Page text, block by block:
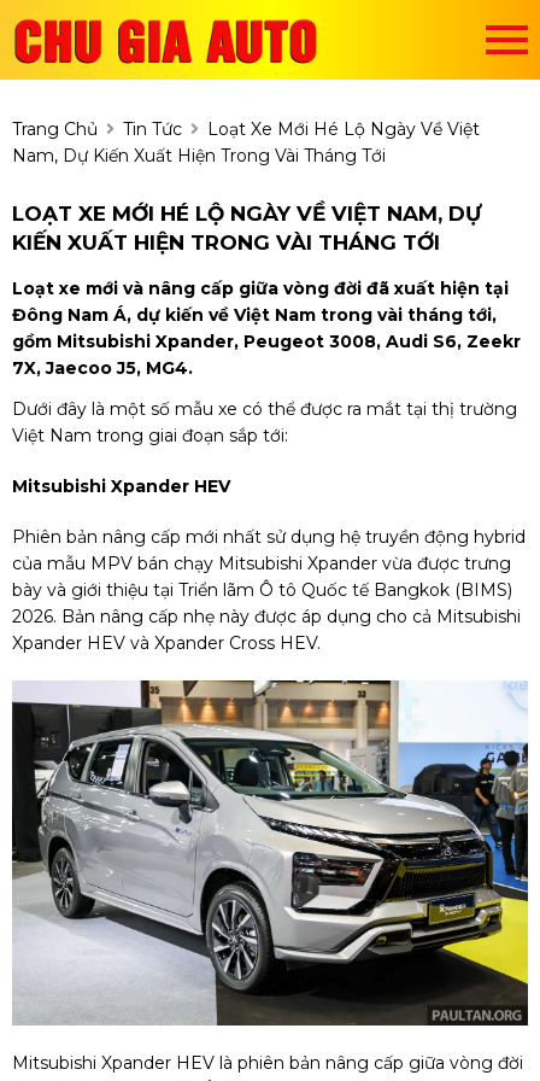
Trang Chủ Tin Tức
Loạt Xe Mới Hé Lộ Ngày Về Việt
Nam, Dự Kiến Xuất Hiện Trong Vài Tháng Tới
LOẠT XE MỚI HÉ LỘ NGÀY VỀ VIỆT NAM, DỰ
KIẾN XUẤT HIỆN TRONG VÀI THÁNG TỚI
Loạt xe mới và nâng cấp giữa vòng đời đã xuất hiện tại
Đông Nam Á, dự kiến về Việt Nam trong vài tháng tới,
gồm Mitsubishi Xpander, Peugeot 3008, Audi S6, Zeekr
7X, Jaecoo J5, MG4.
Dưới đây là một số mẫu xe có thể được ra mắt tại thị trường
Việt Nam trong giai đoạn sắp tới:
Mitsubishi Xpander HEV
Phiên bản nâng cấp mới nhất sử dụng hệ truyền động hybrid
của mẫu MPV bán chạy Mitsubishi Xpander vừa được trưng
bày và giới thiệu tại Triển lãm Ô tô Quốc tế Bangkok (BIMS)
2026. Bản nâng cấp nhẹ này được áp dụng cho cả Mitsubishi
Xpander HEV và Xpander Cross HEV.
Mitsubishi Xpander HEV là phiên bản nâng cấp giữa vòng đời